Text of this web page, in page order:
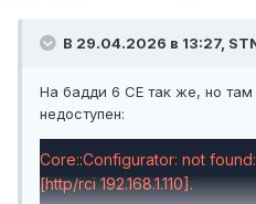
В 29.04.2026 в 13:27,
На бадди 6 СЕ так же, но там
недоступен:
Core::Configurator: not
[http/rci 192.168.1.110].